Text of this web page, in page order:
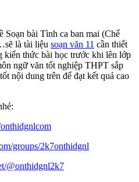
Soạn bài Tình ca ban mai (Chế
là tài liệu soạn văn 11 cần thiết
kiến thức bài học trước khi lên lớp
ngữ văn tốt nghiệp THPT sắp
nội dung trên để đạt kết quả cao
groups/2k7onthidgnl
@onthidgnl2k7